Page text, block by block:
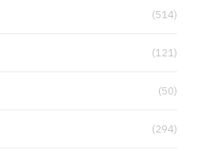
(514)
(121)
(50)
(294)